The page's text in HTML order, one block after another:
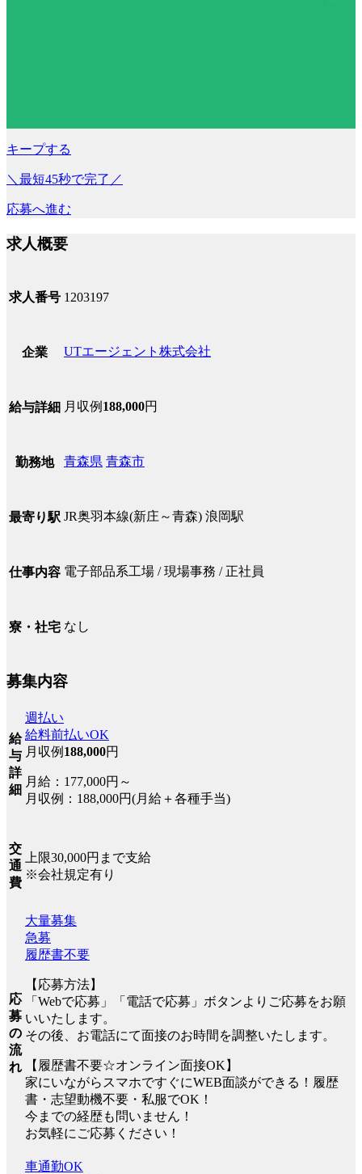
キープする
＼最短45秒で完了／
応募へ進む
求人概要
求人番号 1203197
企業 UTエージェント株式会社
給与詳細 月収例 188,000円
勤務地 青森県 青森市
最寄り駅 JR奥羽本線(新庄～青森) 浪岡駅
仕事内容 電子部品系工場 / 現場事務 / 正社員
寮・社宅 なし
募集内容
給
与
詳
細
週払い
給料前払いOK
月収例 188,000円
月給：177,000円～
月収例：188,000円(月給＋各種手当)
交
通
費
上限30,000円まで支給
※会社規定有り
応
募
の
流
れ
大量募集
急募
履歴書不要
【応募方法】
「Webで応募」「電話で応募」ボタンよりご応募をお願
いいたします。
その後、お電話にて面接のお時間を調整いたします。
【履歴書不要☆オンライン面接OK】
家にいながらスマホですぐにWEB面談ができる！履歴
書・志望動機不要・私服でOK！
今までの経歴も問いません！
お気軽にご応募ください！
車通勤OK